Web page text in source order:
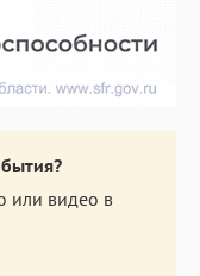
или видео в